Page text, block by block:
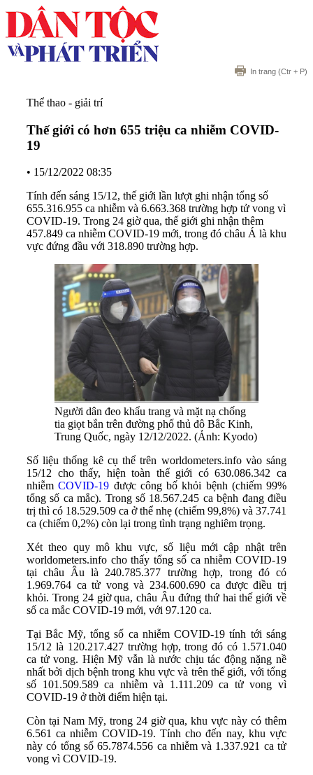
In trang (Ctr + P)
Thể thao - giải trí
Thế giới có hơn 655 triệu ca nhiễm COVID-
19
• 15/12/2022 08:35
Tính đến sáng 15/12, thế giới lần lượt ghi nhận tổng số
655.316.955 ca nhiễm và 6.663.368 trường hợp tử vong vì
COVID-19. Trong 24 giờ qua, thế giới ghi nhận thêm
457.849 ca nhiễm COVID-19 mới, trong đó châu Á là khu
vực đứng đầu với 318.890 trường hợp.
Người dân đeo khẩu trang và mặt nạ chống
tia giọt bắn trên đường phố thủ đô Bắc Kinh,
Trung Quốc, ngày 12/12/2022. (Ảnh: Kyodo)
Số liệu thống kê cụ thể trên worldometers.info vào sáng
15/12 cho thấy, hiện toàn thế giới có 630.086.342 ca
nhiễmCOVID-19 được công bố khỏi bệnh (chiếm 99%
tổng số ca mắc). Trong số 18.567.245 ca bệnh đang điều
trị thì có 18.529.509 ca ở thể nhẹ (chiếm 99,8%) và 37.741
ca (chiếm 0,2%) còn lại trong tình trạng nghiêm trọng.
Xét theo quy mô khu vực, số liệu mới cập nhật trên
worldometers.info cho thấy tổng số ca nhiễm COVID-19
tại châu Âu là 240.785.377 trường hợp, trong đó có
1.969.764 ca tử vong và 234.600.690 ca được điều trị
khỏi. Trong 24 giờ qua, châu Âu đứng thứ hai thế giới về
số ca mắc COVID-19 mới, với 97.120 ca.
Tại Bắc Mỹ, tổng số ca nhiễm COVID-19 tính tới sáng
15/12 là 120.217.427 trường hợp, trong đó có 1.571.040
ca tử vong. Hiện Mỹ vẫn là nước chịu tác động nặng nề
nhất bởi dịch bệnh trong khu vực và trên thế giới, với tổng
số 101.509.589 ca nhiễm và 1.111.209 ca tử vong vì
COVID-19 ở thời điểm hiện tại.
Còn tại Nam Mỹ, trong 24 giờ qua, khu vực này có thêm
6.561 ca nhiễm COVID-19. Tính cho đến nay, khu vực
này có tổng số 65.7874.556 ca nhiễm và 1.337.921 ca tử
vong vì COVID-19.